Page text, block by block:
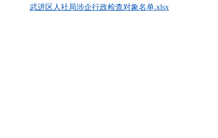
武进区人社局涉企行政检查对象名单.xlsx